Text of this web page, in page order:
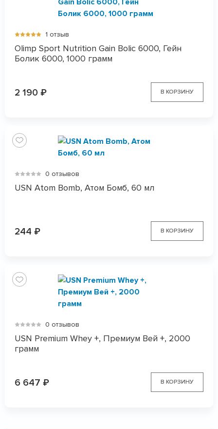
1 отзыв
Olimp Sport Nutrition Gain Bolic 6000, Гейн
Болик 6000, 1000 грамм
2 190 ₽ В КОРЗИНУ
0 отзывов
USN Atom Bomb, Атом Бомб, 60 мл
244 ₽ В КОРЗИНУ
0 отзывов
USN Premium Whey +, Премиум Вей +, 2000
грамм
6 647 ₽ В КОРЗИНУ